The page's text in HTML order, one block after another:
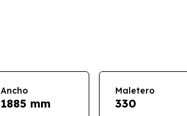
Ancho
1885 mm
Maletero
330